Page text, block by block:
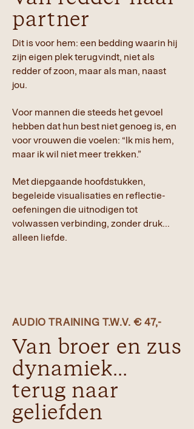
partner
Dit is voor hem: een bedding waarin hij
zijn eigen plek terugvindt, niet als
redder of zoon, maar als man, naast
jou.
Voor mannen die steeds het gevoel
hebben dat hun best niet genoeg is, en
voor vrouwen die voelen: “Ik mis hem,
maar ik wil niet meer trekken.”
Met diepgaande hoofdstukken,
begeleide visualisaties en reflectie-
oefeningen die uitnodigen tot
volwassen verbinding, zonder druk...
alleen liefde.
AUDIO TRAINING T.W.V. € 47,-
Van broer en zus
dynamiek…
terug naar
geliefden